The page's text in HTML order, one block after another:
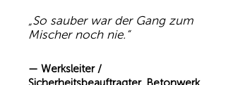
„So sauber war der Gang zum
Mischer noch nie.“
— Werksleiter /